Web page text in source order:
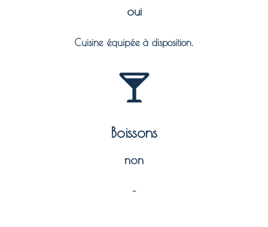
oui
Cuisine équipée à disposition.
Boissons
non
–